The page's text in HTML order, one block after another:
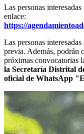
Las personas
enlace:
https://
Las personas
previa. Además, podrán
próximas convocatorias
la Secretaría Distrital
oficial de WhatsApp